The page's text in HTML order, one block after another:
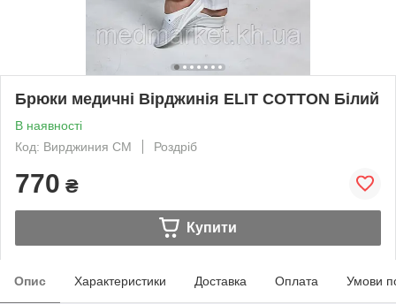
Брюки медичні Вірджинія ELIT COTTON Білий
В наявності
Код: Вирджиния СМ
Роздріб
770 ₴
Купити
Опис Характеристики Доставка Оплата Умови